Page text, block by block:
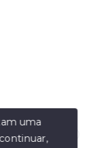
uma